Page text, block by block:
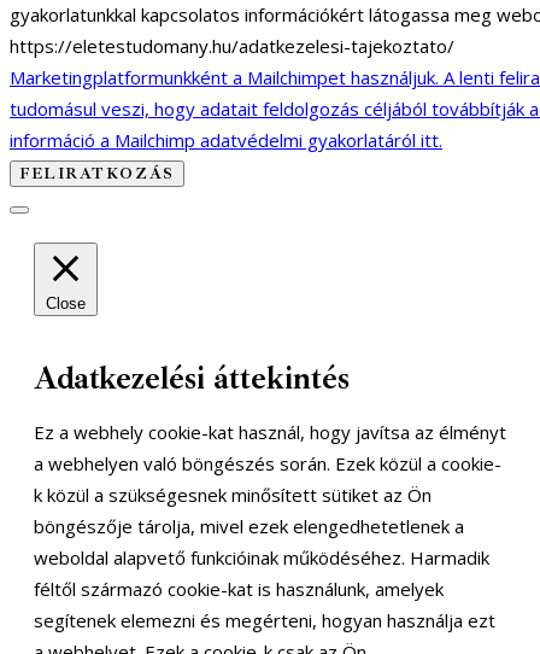
gyakorlatunkkal kapcsolatos információkért látogassa meg
https://eletestudomany.hu/adatkezelesi-tajekoztato/
Marketingplatformunkként a Mailchimpet használjuk. A lenti
tudomásul veszi, hogy adatait feldolgozás céljából továbbítják
információ a Mailchimp adatvédelmi gyakorlatáról itt.
Close
Adatkezelési áttekintés
Ez a webhely cookie-kat használ, hogy javítsa az élményt
a webhelyen való böngészés során. Ezek közül a cookie-
k közül a szükségesnek minősített sütiket az Ön
böngészője tárolja, mivel ezek elengedhetetlenek a
weboldal alapvető funkcióinak működéséhez. Harmadik
féltől származó cookie-kat is használunk, amelyek
segítenek elemezni és megérteni, hogyan használja ezt